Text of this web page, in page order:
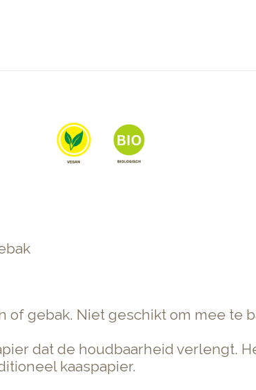
gebak. Niet geschikt om mee te
dat de houdbaarheid verlengt.
kaaspapier.